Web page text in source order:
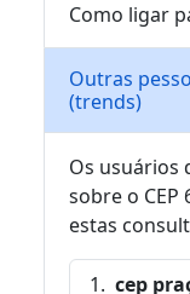
Como ligar
Outras
(trends)
Os usuários
sobre o CEP
estas
cep